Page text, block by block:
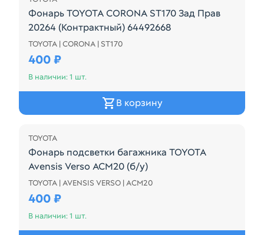
Фонарь TOYOTA CORONA ST170 Зад Прав
20264 (Контрактный) 64492668
20-264 Toyota Corona, AT170, AT171, AT175, CT170,
TOYOTA | CORONA | ST170
400 ₽
В наличии: 1 шт.
В корзину
TOYOTA
Фонарь подсветки багажника TOYOTA
Avensis Verso ACM20 (б/у)
Фонарь подсветки багажника Б/У Для модели:
TOYOTA | AVENSIS VERSO | ACM20
400 ₽
В наличии: 1 шт.